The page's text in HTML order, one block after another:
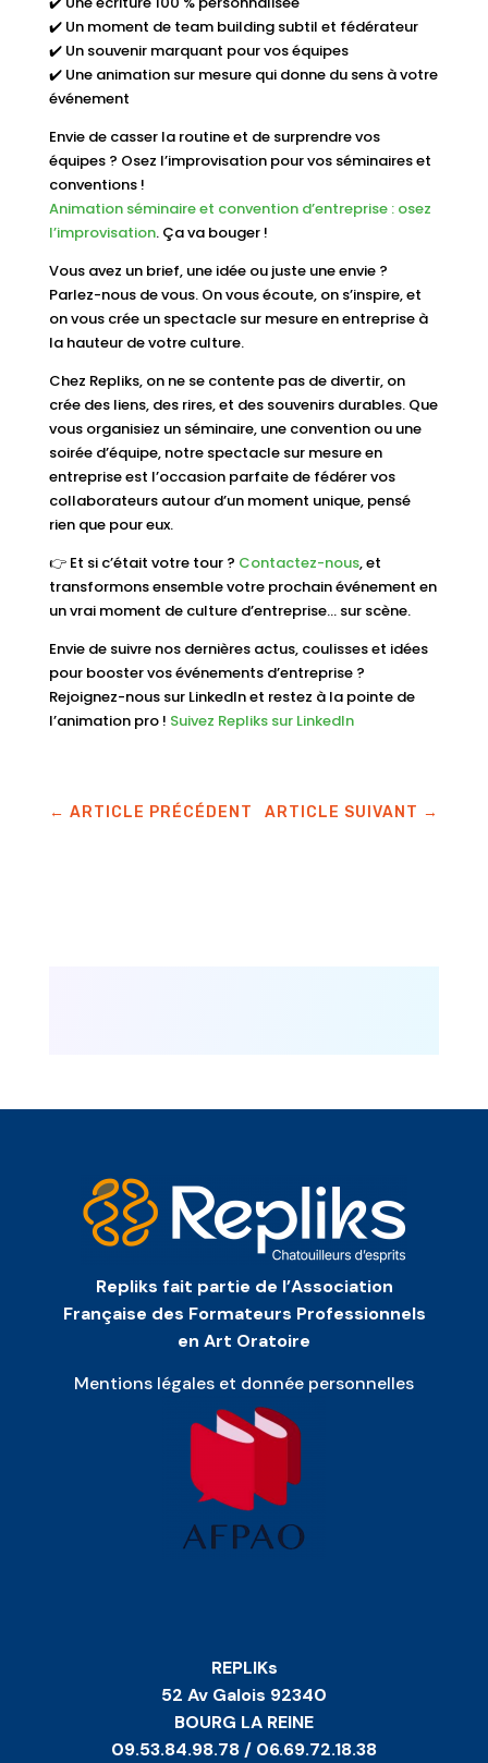
✔️ Un moment de team building subtil et fédérateur
✔️ Un souvenir marquant pour vos équipes
✔️ Une animation sur mesure qui donne du sens à votre
événement
Envie de casser la routine et de surprendre vos
équipes ? Osez l’improvisation pour vos séminaires et
conventions !
Animation séminaire et convention d’entreprise : osez
l’improvisation. Ça va bouger !
Vous avez un brief, une idée ou juste une envie ?
Parlez-nous de vous. On vous écoute, on s’inspire, et
on vous crée un spectacle sur mesure en entreprise à
la hauteur de votre culture.
Chez Repliks, on ne se contente pas de divertir, on
crée des liens, des rires, et des souvenirs durables. Que
vous organisiez un séminaire, une convention ou une
soirée d’équipe, notre spectacle sur mesure en
entreprise est l’occasion parfaite de fédérer vos
collaborateurs autour d’un moment unique, pensé
rien que pour eux.
👉 Et si c’était votre tour ? Contactez-nous, et
transformons ensemble votre prochain événement en
un vrai moment de culture d’entreprise… sur scène.
Envie de suivre nos dernières actus, coulisses et idées
pour booster vos événements d’entreprise ?
Rejoignez-nous sur LinkedIn et restez à la pointe de
l’animation pro ! Suivez Repliks sur LinkedIn
← ARTICLE PRÉCÉDENT ARTICLE SUIVANT →
Repliks fait partie de l’Association
Française des Formateurs Professionnels
en Art Oratoire
Mentions légales et donnée personnelles
REPLIKs
52 Av Galois 92340
BOURG LA REINE
09.53.84.98.78 / 06.69.72.18.38